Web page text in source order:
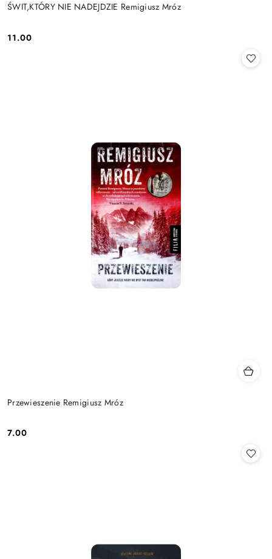
ŚWIT,KTÓRY NIE NADEJDZIE Remigiusz Mróz
Cena:
11.00
Przewieszenie Remigiusz Mróz
Cena:
7.00